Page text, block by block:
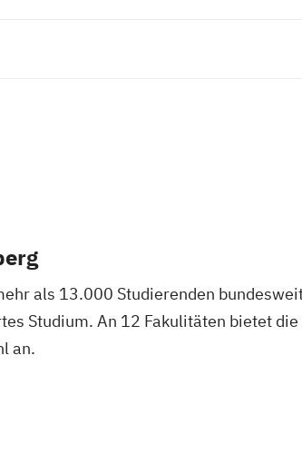
als 13.000 Studierenden
Studium. An 12 Fakulitäten bietet
an.